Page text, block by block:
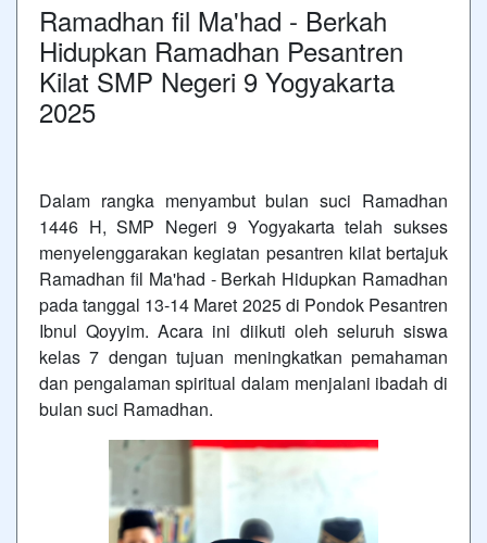
Ramadhan fil Ma'had - Berkah
Hidupkan Ramadhan Pesantren
Kilat SMP Negeri 9 Yogyakarta
2025
Dalam rangka menyambut bulan suci Ramadhan
1446 H, SMP Negeri 9 Yogyakarta telah sukses
menyelenggarakan kegiatan pesantren kilat bertajuk
Ramadhan fil Ma'had - Berkah Hidupkan Ramadhan
pada tanggal 13-14 Maret 2025 di Pondok Pesantren
Ibnul Qoyyim. Acara ini diikuti oleh seluruh siswa
kelas 7 dengan tujuan meningkatkan pemahaman
dan pengalaman spiritual dalam menjalani ibadah di
bulan suci Ramadhan.